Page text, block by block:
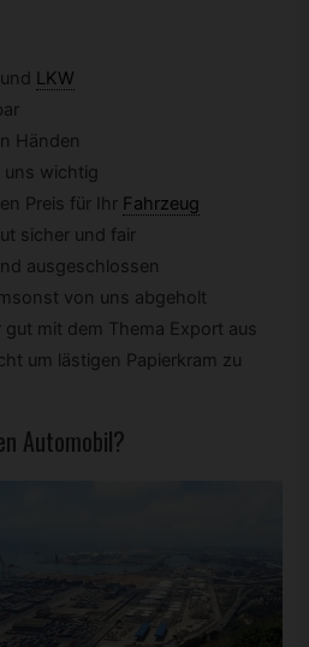
und LKW
Händen
uns wichtig
Preis für Ihr Fahrzeug
sicher und fair
ausgeschlossen
von uns abgeholt
mit dem Thema Export aus
um lästigen Papierkram zu
Automobil?